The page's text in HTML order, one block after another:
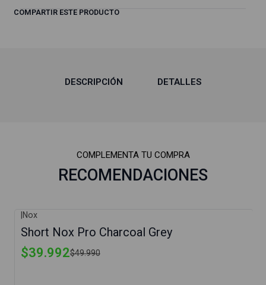
COMPARTIR ESTE PRODUCTO
DESCRIPCIÓN DETALLES
COMPLEMENTA TU COMPRA
RECOMENDACIONES
Agotado
Nox
Short Nox Pro Charcoal Grey
$39.992$49.990